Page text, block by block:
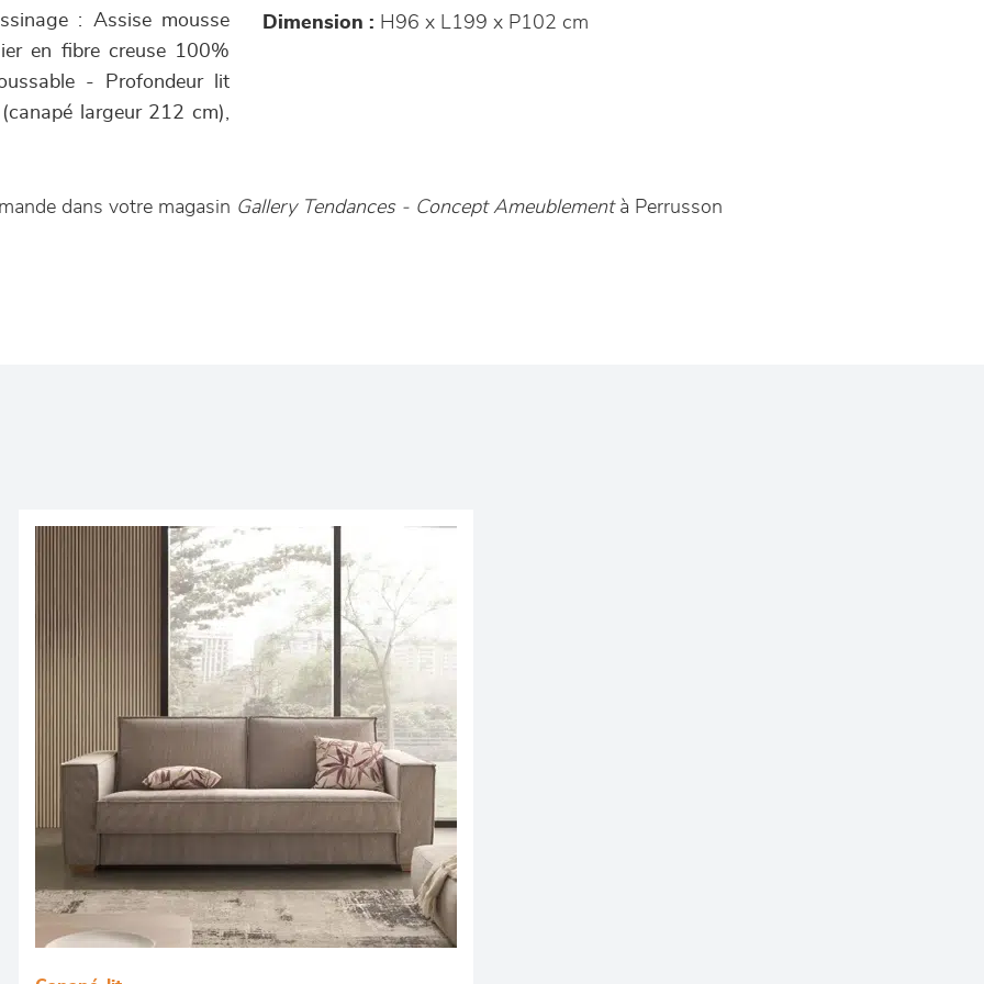
: Assise mousse
en fibre creuse 100%
- Profondeur lit
largeur 212 cm),
Dimension : H96 x L199 x P102 cm
dans votre magasin Gallery Tendances - Concept Ameublement à Perrusson